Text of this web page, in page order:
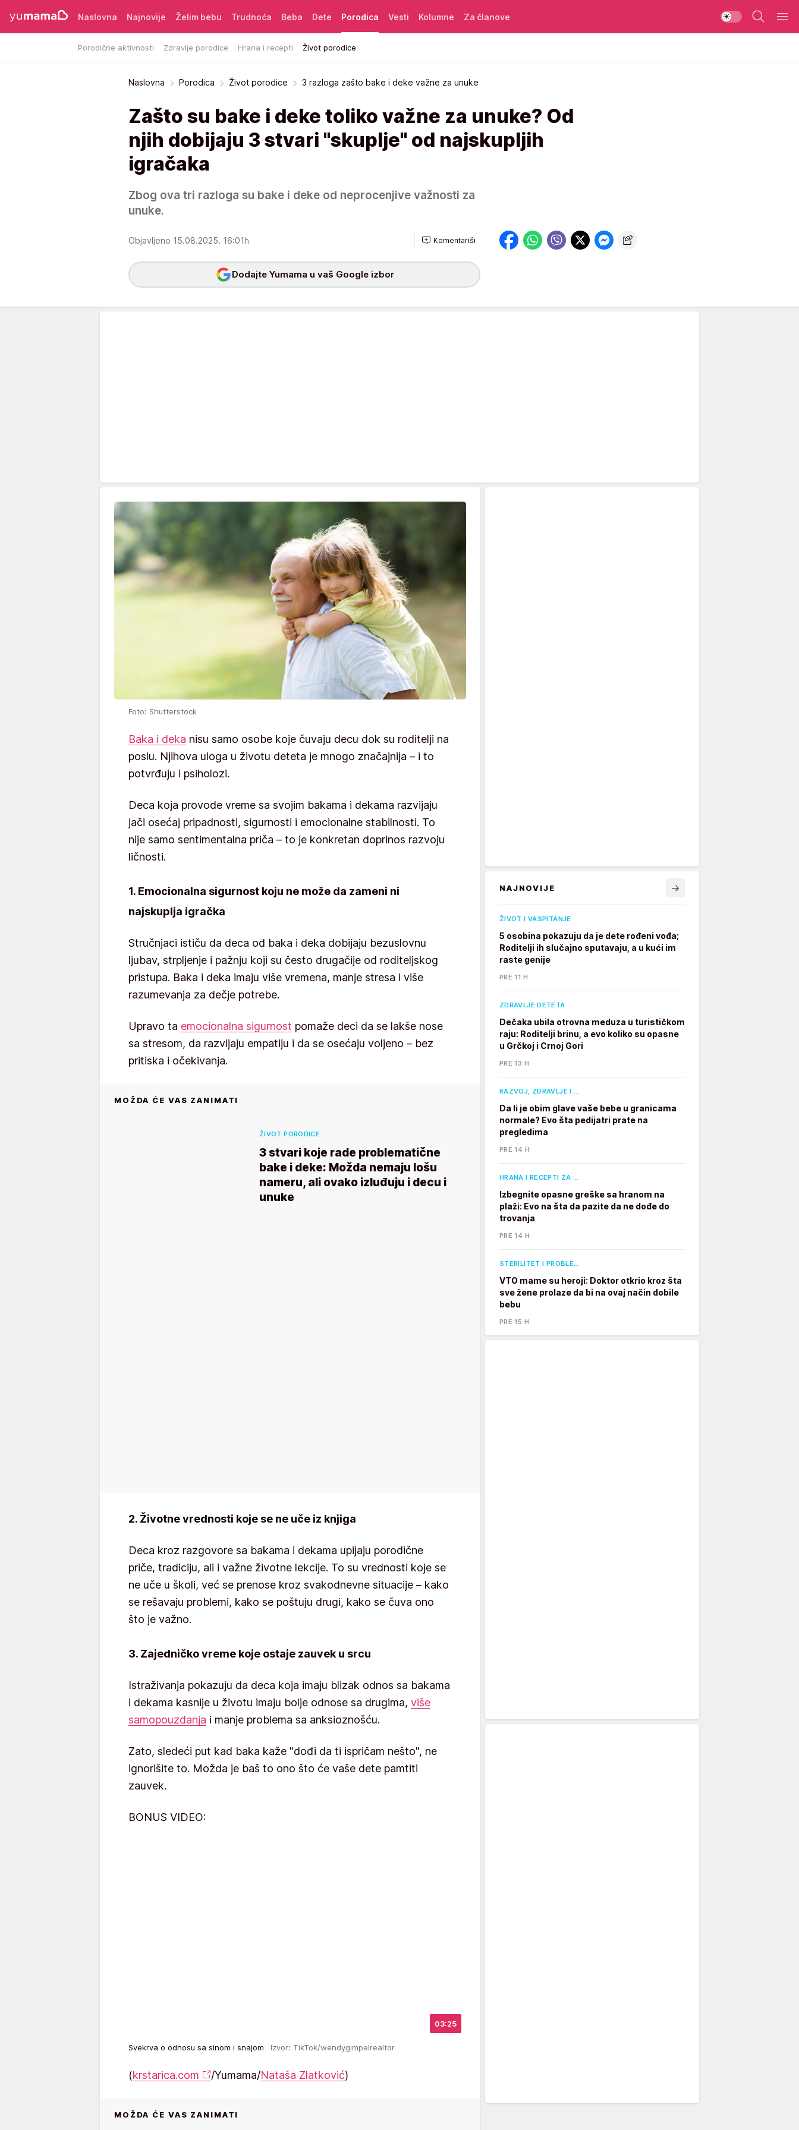
Naslovna Najnovije Želim bebu Trudnoća Beba Dete Porodica
Porodične aktivnosti Zdravlje porodice Hrana i recepti Život porodice
Vesti Kolumne Za članove
Naslovna Porodica Život porodice 3 razloga zašto bake i deke važne za unuke
Zašto su bake i deke toliko važne za unuke? Od
njih dobijaju 3 stvari "skuplje" od najskupljih
igračaka
Zbog ova tri razloga su bake i deke od neprocenjive važnosti za
unuke.
Objavljeno 15.08.2025. 16:01h Komentariši
Dodajte Yumama u vaš Google izbor
Foto: Shutterstock
Baka i deka nisu samo osobe koje čuvaju decu dok su roditelji na
poslu. Njihova uloga u životu deteta je mnogo značajnija – i to
potvrđuju i psiholozi.
Deca koja provode vreme sa svojim bakama i dekama razvijaju
jači osećaj pripadnosti, sigurnosti i emocionalne stabilnosti. To
nije samo sentimentalna priča – to je konkretan doprinos razvoju
ličnosti.
1. Emocionalna sigurnost koju ne može da zameni ni
najskuplja igračka
Stručnjaci ističu da deca od baka i deka dobijaju bezuslovnu
ljubav, strpljenje i pažnju koji su često drugačije od roditeljskog
pristupa. Baka i deka imaju više vremena, manje stresa i više
razumevanja za dečje potrebe.
Upravo ta emocionalna sigurnost pomaže deci da se lakše nose
sa stresom, da razvijaju empatiju i da se osećaju voljeno – bez
pritiska i očekivanja.
MOŽDA ĆE VAS ZANIMATI
ŽIVOT PORODICE
3 stvari koje rade problematične
bake i deke: Možda nemaju lošu
nameru, ali ovako izluđuju i decu i
unuke
2. Životne vrednosti koje se ne uče iz knjiga
Deca kroz razgovore sa bakama i dekama upijaju porodične
priče, tradiciju, ali i važne životne lekcije. To su vrednosti koje se
ne uče u školi, već se prenose kroz svakodnevne situacije – kako
se rešavaju problemi, kako se poštuju drugi, kako se čuva ono
što je važno.
3. Zajedničko vreme koje ostaje zauvek u srcu
Istraživanja pokazuju da deca koja imaju blizak odnos sa bakama
i dekama kasnije u životu imaju bolje odnose sa drugima, više
samopouzdanja i manje problema sa anksioznošću.
Zato, sledeći put kad baka kaže "dođi da ti ispričam nešto", ne
ignorišite to. Možda je baš to ono što će vaše dete pamtiti
zauvek.
BONUS VIDEO:
03:25
Svekrva o odnosu sa sinom i snajom Izvor: TikTok/wendygimpelrealtor
(krstarica.com /Yumama/Nataša Zlatković)
MOŽDA ĆE VAS ZANIMATI
NAJNOVIJE
ŽIVOT I VASPITANJE
5 osobina pokazuju da je dete rođeni vođa;
Roditelji ih slučajno sputavaju, a u kući im
raste genije
PRE 11 H
ZDRAVLJE DETETA
Dečaka ubila otrovna meduza u turističkom
raju: Roditelji brinu, a evo koliko su opasne
u Grčkoj i Crnoj Gori
PRE 13 H
RAZVOJ, ZDRAVLJE I …
Da li je obim glave vaše bebe u granicama
normale? Evo šta pedijatri prate na
pregledima
PRE 14 H
HRANA I RECEPTI ZA …
Izbegnite opasne greške sa hranom na
plaži: Evo na šta da pazite da ne dođe do
trovanja
PRE 14 H
STERILITET I PROBLE…
VTO mame su heroji: Doktor otkrio kroz šta
sve žene prolaze da bi na ovaj način dobile
bebu
PRE 15 H